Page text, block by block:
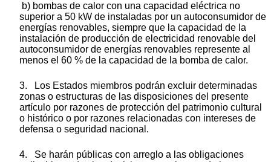
b) bombas de calor con una capacidad eléctrica no
superior a 50 kW de instaladas por un autoconsumidor de
energías renovables, siempre que la capacidad de la
instalación de producción de electricidad renovable del
autoconsumidor de energías renovables represente al
menos el 60 % de la capacidad de la bomba de calor.
3. Los Estados miembros podrán excluir determinadas
zonas o estructuras de las disposiciones del presente
artículo por razones de protección del patrimonio cultural
o histórico o por razones relacionadas con intereses de
defensa o seguridad nacional.
4. Se harán públicas con arreglo a las obligaciones